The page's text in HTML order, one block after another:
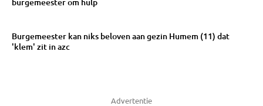
Burgemeester kan niks beloven aan gezin Humem (11) dat
'klem' zit in azc
Advertentie